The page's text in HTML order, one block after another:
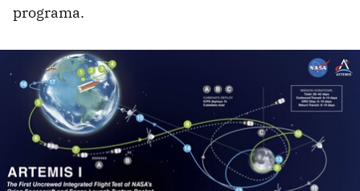
programa.